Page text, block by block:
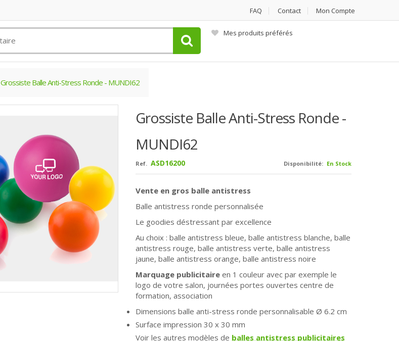
FAQ Contact Mon Compte
Mes produits préférés
Grossiste Balle Anti-Stress Ronde - MUNDI62
Grossiste Balle Anti-Stress Ronde -
MUNDI62
Disponibilité: En Stock
Ref. ASD16200
Vente en gros balle antistress
Balle antistress ronde personnalisée
Le goodies déstressant par excellence
Au choix : balle antistress bleue, balle antistress blanche, balle
antistress rouge, balle antistress verte, balle antistress
jaune, balle antistress orange, balle antistress noire
Marquage publicitaire en 1 couleur avec par exemple le
logo de votre salon, journées portes ouvertes centre de
formation, association
Dimensions balle anti-stress ronde personnalisable Ø 6.2 cm
Surface impression 30 x 30 mm
Voir les autres modèles de balles antistress publicitaires